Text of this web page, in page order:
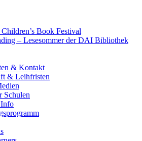
Book Festival
– Lesesommer der DAI Bibliothek
& Kontakt
& Leihfristen
Schulen